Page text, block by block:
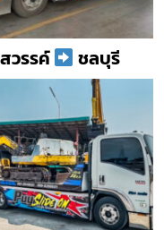
วรรค์ ชลบุรี